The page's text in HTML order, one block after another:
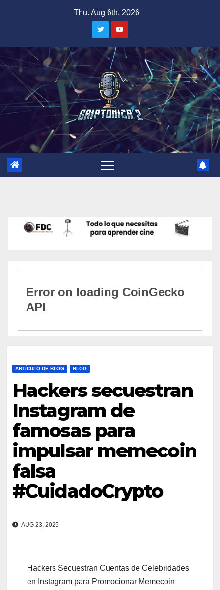
Thu. Aug 6th, 2026
ARTÍCULO DE BLOG BLOG
Hackers secuestran
Instagram de
famosas para
impulsar memecoin
falsa
#CuidadoCrypto
AUG 23, 2025
Hackers Secuestran Cuentas de Celebridades
en Instagram para Promocionar Memecoin